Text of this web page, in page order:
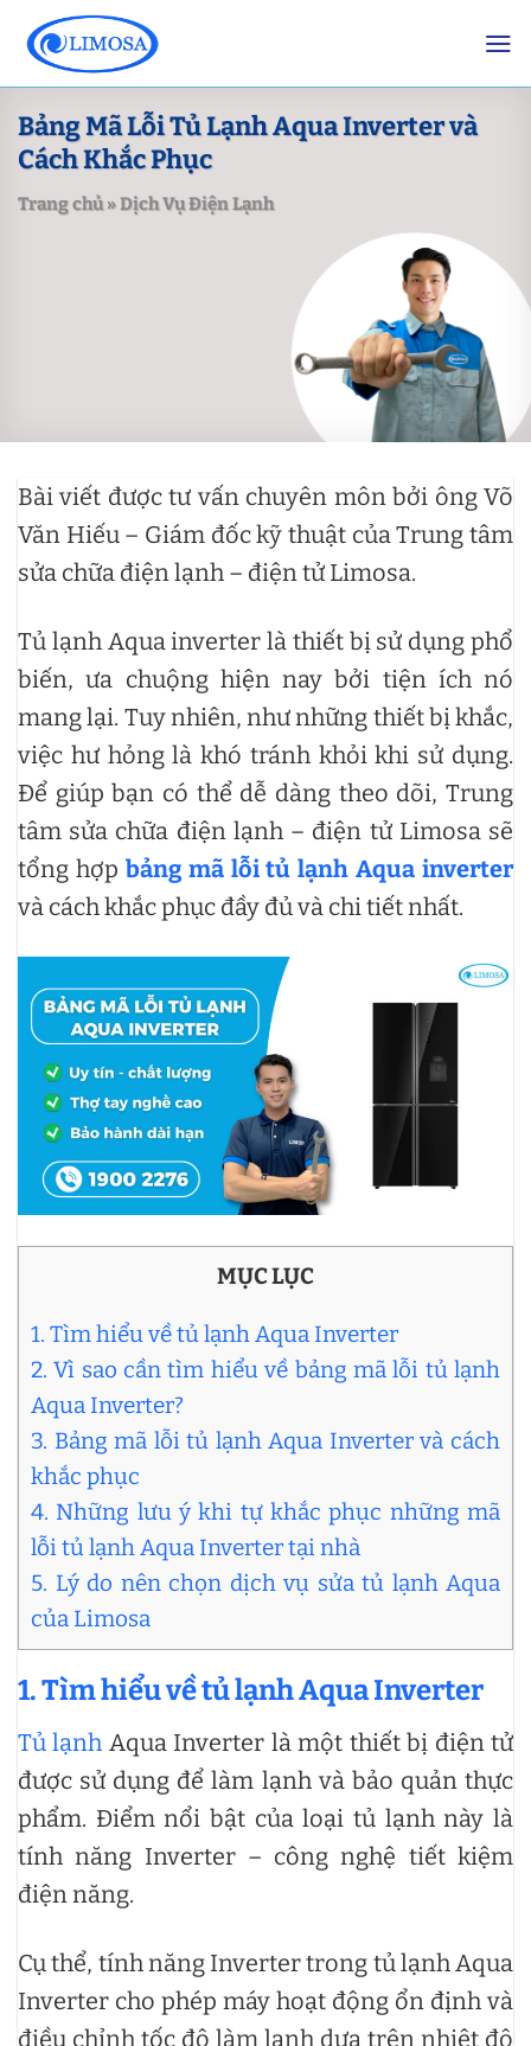
content
Bảng Mã Lỗi Tủ Lạnh Aqua Inverter và
Cách Khắc Phục
Trang chủ»Dịch Vụ Điện Lạnh
Bài viết được tư vấn chuyên môn bởi ông Võ
Văn Hiếu – Giám đốc kỹ thuật của Trung tâm
sửa chữa điện lạnh – điện tử Limosa.
Tủ lạnh Aqua inverter là thiết bị sử dụng phổ
biến, ưa chuộng hiện nay bởi tiện ích nó
mang lại. Tuy nhiên, như những thiết bị khắc,
việc hư hỏng là khó tránh khỏi khi sử dụng.
Để giúp bạn có thể dễ dàng theo dõi, Trung
tâm sửa chữa điện lạnh – điện tử Limosa sẽ
tổng hợp bảng mã lỗi tủ lạnh Aqua inverter
và cách khắc phục đầy đủ và chi tiết nhất.
MỤC LỤC
1. Tìm hiểu về tủ lạnh Aqua Inverter
2. Vì sao cần tìm hiểu về bảng mã lỗi tủ lạnh
Aqua Inverter?
3. Bảng mã lỗi tủ lạnh Aqua Inverter và cách
khắc phục
4. Những lưu ý khi tự khắc phục những mã
lỗi tủ lạnh Aqua Inverter tại nhà
5. Lý do nên chọn dịch vụ sửa tủ lạnh Aqua
của Limosa
1.Tìm hiểu về tủ lạnh Aqua Inverter
Tủ lạnh Aqua Inverter là một thiết bị điện tử
được sử dụng để làm lạnh và bảo quản thực
phẩm. Điểm nổi bật của loại tủ lạnh này là
tính năng Inverter – công nghệ tiết kiệm
điện năng.
Cụ thể, tính năng Inverter trong tủ lạnh Aqua
Inverter cho phép máy hoạt động ổn định và
điều chỉnh tốc độ làm lạnh dựa trên nhiệt độ